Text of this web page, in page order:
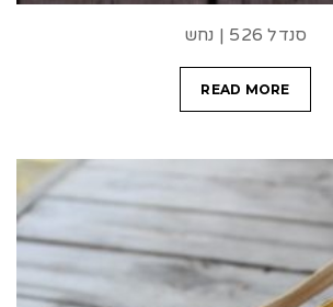
סנדל 526 | נחש
READ MORE